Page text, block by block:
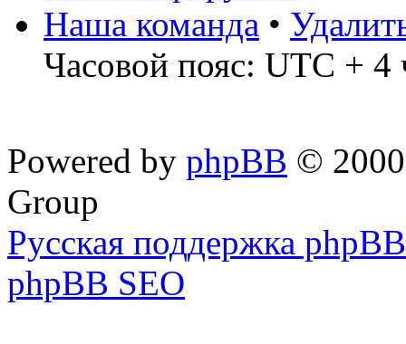
Наша команда •
Часовой пояс: UTC + 4
Powered by phpBB ©
Group
Русская поддержка phpBB
phpBB SEO